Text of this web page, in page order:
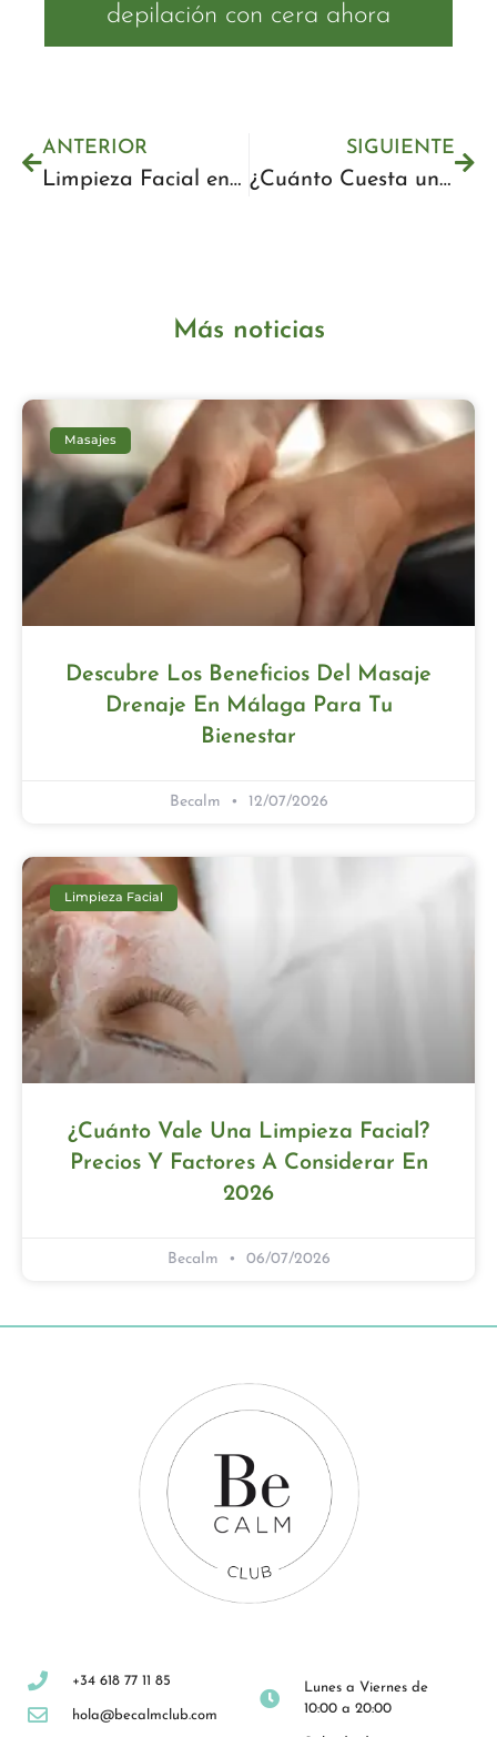
depilación con cera ahora
ANTERIOR
Limpieza Facial en Málaga: Precios y Mejores Clínicas 2025
SIGUIENTE
¿Cuánto Cuesta una Pedicura Semipermanente? Precios y Factores 2025
Más noticias
Masajes
Descubre Los Beneficios Del Masaje
Drenaje En Málaga Para Tu
Bienestar
Becalm 12/07/2026
Limpieza Facial
¿Cuánto Vale Una Limpieza Facial?
Precios Y Factores A Considerar En
2026
Becalm 06/07/2026
+34 618 77 11 85
hola@becalmclub.com
Lunes a Viernes de
10:00 a 20:00